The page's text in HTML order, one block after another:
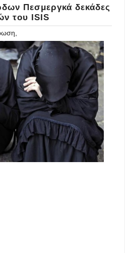
Πεσμεργκά δεκάδες
του ISIS